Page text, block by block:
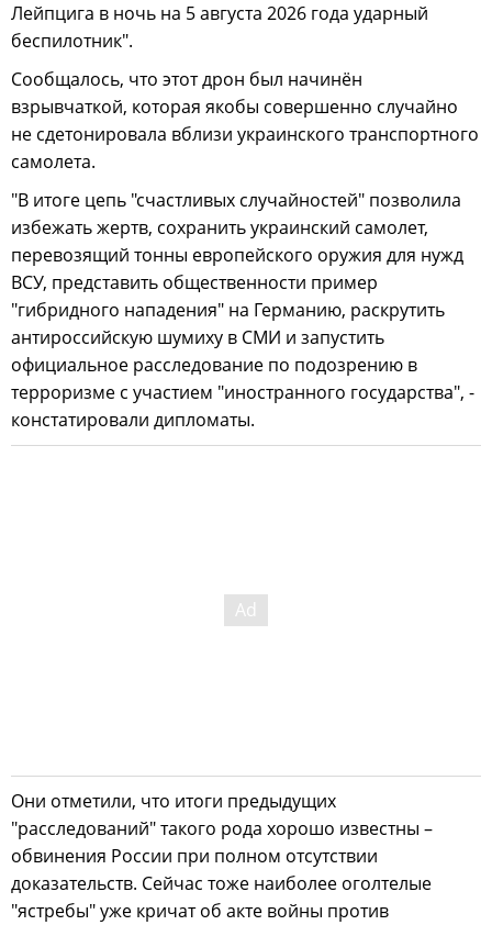
Лейпцига в ночь на 5 августа 2026 года ударный
беспилотник".
Сообщалось, что этот дрон был начинён
взрывчаткой, которая якобы совершенно случайно
не сдетонировала вблизи украинского транспортного
самолета.
"В итоге цепь "счастливых случайностей" позволила
избежать жертв, сохранить украинский самолет,
перевозящий тонны европейского оружия для нужд
ВСУ, представить общественности пример
"гибридного нападения" на Германию, раскрутить
антироссийскую шумиху в СМИ и запустить
официальное расследование по подозрению в
терроризме с участием "иностранного государства", -
констатировали дипломаты.
Они отметили, что итоги предыдущих
"расследований" такого рода хорошо известны –
обвинения России при полном отсутствии
доказательств. Сейчас тоже наиболее оголтелые
"ястребы" уже кричат об акте войны против